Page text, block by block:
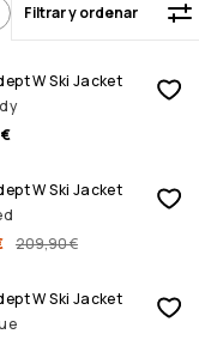
Filtrar y ordenar
W Ski Jacket
W Ski Jacket
209,90 €
W Ski Jacket